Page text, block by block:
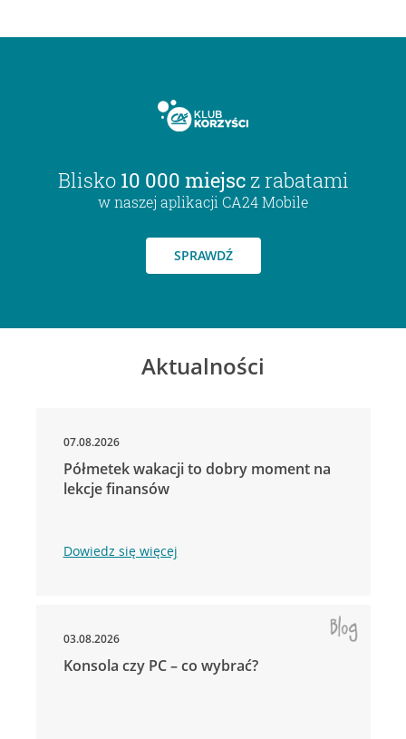
Blisko 10 000 miejsc z rabatami
w naszej aplikacji CA24 Mobile
SPRAWDŹ
Aktualności
07.08.2026
Półmetek wakacji to dobry moment na
lekcje finansów
Dowiedz się więcej
03.08.2026
Konsola czy PC – co wybrać?